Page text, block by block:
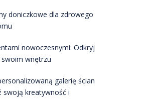
doniczkowe dla zdrowego
nowoczesnymi: Odkryj
wnętrzu
galerię ścian
swoją kreatywność i